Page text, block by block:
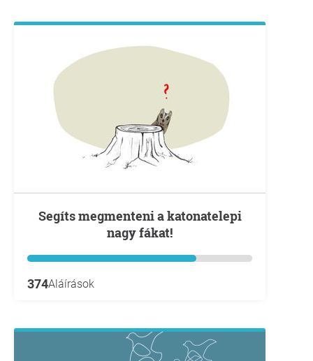
Segíts megmenteni a katonatelepi
nagy fákat!
374Aláírások